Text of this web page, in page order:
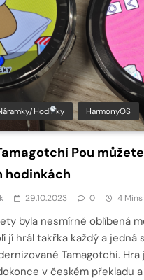
hodinky HarmonyOS
Pou
hodinkách
29.10.2023 0 4 Mins
byla nesmírně oblíbená
jí hrál takřka každý a jedná
Tamagotchi. Hra
v českém překladu